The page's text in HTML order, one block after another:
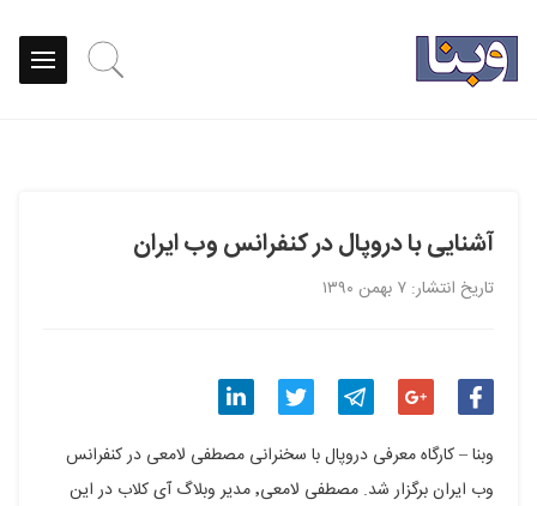
آشنایی با دروپال در کنفرانس وب ایران
تاریخ انتشار: ۷ بهمن ۱۳۹۰
اشتراک
گذاری
گذاری
گذاری
گذاری
گذاری
وبنا – کارگاه معرفی دروپال با سخنرانی مصطفی لامعی در کنفرانس
وب ایران برگزار شد. مصطفی لامعی٬ مدیر وبلاگ آی کلاب در این